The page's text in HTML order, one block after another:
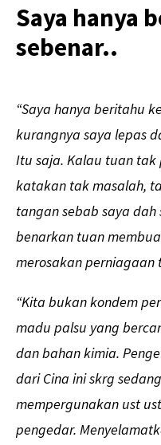
Saya hanya
sebenar..
“Saya hanya beritahu
kurangnya saya lepas
Itu saja. Kalau tuan tak
katakan tak masalah,
tangan sebab saya
benarkan tuan
merosakan perniagaan
“Kita bukan kondem
madu palsu yang
dan bahan kimia.
dari Cina ini skrg
mempergunakan ust
pengedar.